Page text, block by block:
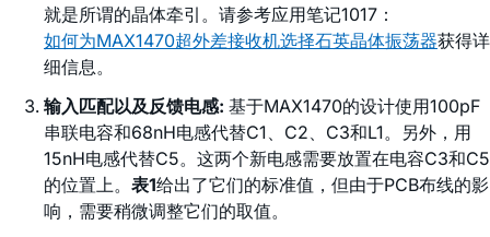
就是所谓的晶体牵引。请参考应用笔记1017：
如何为MAX1470超外差接收机选择石英晶体振荡器获得详
细信息。
输入匹配以及反馈电感: 基于MAX1470的设计使用100pF
串联电容和68nH电感代替C1、C2、C3和L1。另外，用
15nH电感代替C5。这两个新电感需要放置在电容C3和C5
的位置上。 表1给出了它们的标准值，但由于PCB布线的影
响，需要稍微调整它们的取值。